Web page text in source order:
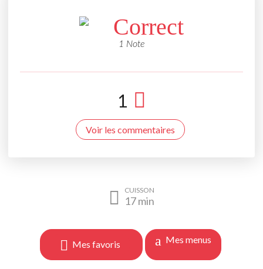
Correct
1 Note
1
Voir les commentaires
CUISSON
17min
Mes favoris Mes menus